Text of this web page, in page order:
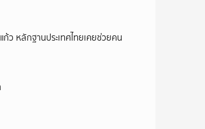
หลักฐานประเทศไทยเคยช่วยคน